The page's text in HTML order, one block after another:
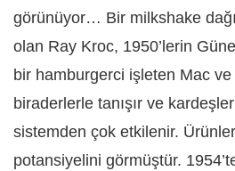
görünüyor… Bir milkshake
olan Ray Kroc, 1950’lerin
bir hamburgerci işleten Mac
biraderlerle tanışır ve
sistemden çok etkilenir.
potansiyelini görmüştür.